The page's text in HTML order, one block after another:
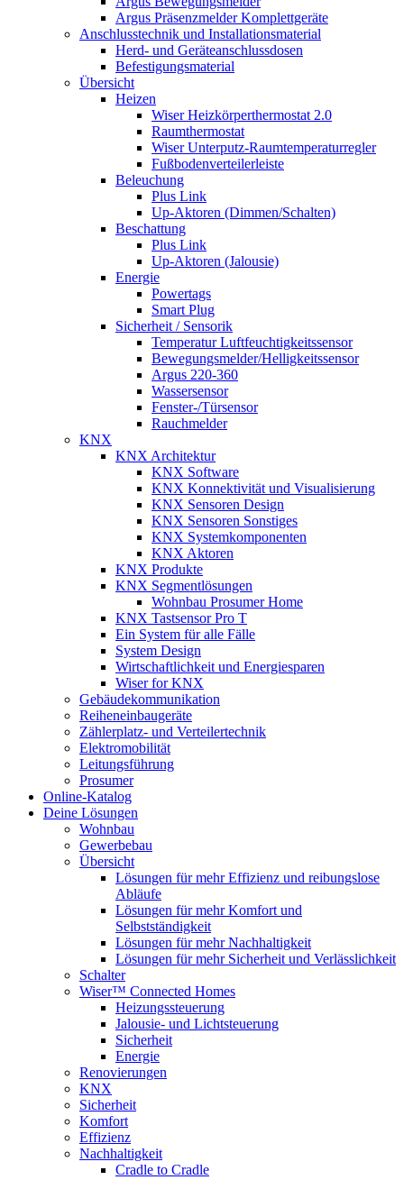
Argus Präsenzmelder Komplettgeräte
Anschlusstechnik und Installationsmaterial
Herd- und Geräteanschlussdosen
Befestigungsmaterial
Übersicht
Heizen
Wiser Heizkörperthermostat 2.0
Raumthermostat
Wiser Unterputz-Raumtemperaturregler
Fußbodenverteilerleiste
Beleuchung
Plus Link
Up-Aktoren (Dimmen/Schalten)
Beschattung
Plus Link
Up-Aktoren (Jalousie)
Energie
Powertags
Smart Plug
Sicherheit / Sensorik
Temperatur Luftfeuchtigkeitssensor
Bewegungsmelder/Helligkeitssensor
Argus 220-360
Wassersensor
Fenster-/Türsensor
Rauchmelder
KNX
KNX Architektur
KNX Software
KNX Konnektivität und Visualisierung
KNX Sensoren Design
KNX Sensoren Sonstiges
KNX Systemkomponenten
KNX Aktoren
KNX Produkte
KNX Segmentlösungen
Wohnbau Prosumer Home
KNX Tastsensor Pro T
Ein System für alle Fälle
System Design
Wirtschaftlichkeit und Energiesparen
Wiser for KNX
Gebäudekommunikation
Reiheneinbaugeräte
Zählerplatz- und Verteilertechnik
Elektromobilität
Leitungsführung
Prosumer
Online-Katalog
Deine Lösungen
Wohnbau
Gewerbebau
Übersicht
Lösungen für mehr Effizienz und reibungslose
Abläufe
Lösungen für mehr Komfort und
Selbstständigkeit
Lösungen für mehr Nachhaltigkeit
Lösungen für mehr Sicherheit und Verlässlichkeit
Schalter
Wiser™ Connected Homes
Heizungssteuerung
Jalousie- und Lichtsteuerung
Sicherheit
Energie
Renovierungen
KNX
Sicherheit
Komfort
Effizienz
Nachhaltigkeit
Cradle to Cradle